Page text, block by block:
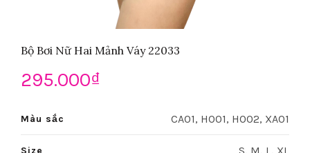
Bộ Bơi Nữ Hai Mảnh Váy 22033
295.000₫
Màu sắc CA01, HO01, HO02, XA01
Size S, M, L, XL